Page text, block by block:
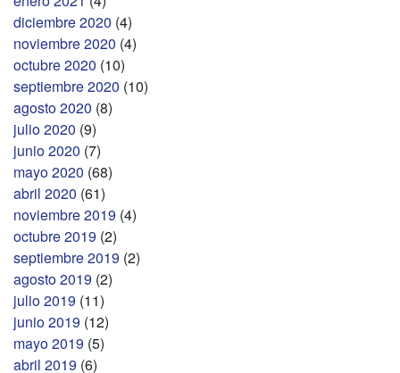
diciembre 2020 (4)
noviembre 2020 (4)
octubre 2020 (10)
septiembre 2020 (10)
agosto 2020 (8)
julio 2020 (9)
junio 2020 (7)
mayo 2020 (68)
abril 2020 (61)
noviembre 2019 (4)
octubre 2019 (2)
septiembre 2019 (2)
agosto 2019 (2)
julio 2019 (11)
junio 2019 (12)
mayo 2019 (5)
abril 2019 (6)